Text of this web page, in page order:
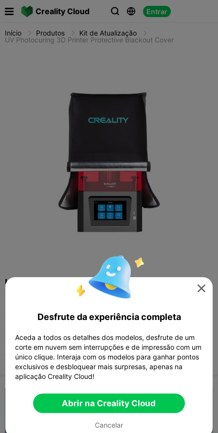
Creality Cloud   Entrar
Início Produtos
Kit de Atualização
UV Photocuring 3D Printer Protective Blackout Cover
UV Photocuring 3D Printer Protective Blackout
Selected aluminum foil flame retardant cloth. Fireproof and
moisturepfroof. Abrasion resistance.
Quick and easy installation, foldable and easy to carry
Thermal insulation, keeps the resin printing at a constant
temperature.

Desfrute da experiência completa
Aceda a todos os detalhes dos modelos, desfrute de um
corte em nuvem sem interrupções e de impressão com um
único clique. Interaja com os modelos para ganhar pontos
exclusivos e desbloquear mais surpresas, apenas na
aplicação Creality Cloud!
Abrir na Creality Cloud
Cancelar